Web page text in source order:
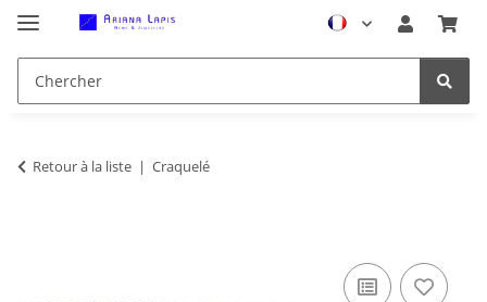
Retour à la liste Craquelé